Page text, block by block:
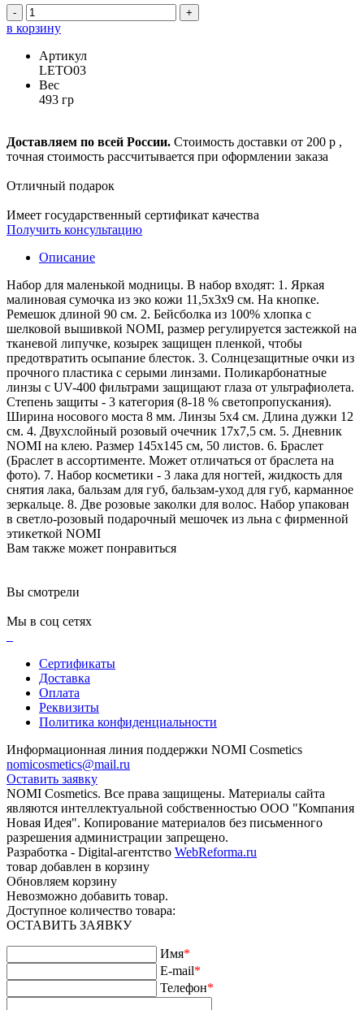
- +
в корзину
Артикул
LETO03
Вес
493 гр
Доставляем по всей России. Стоимость доставки от 200 р ,
точная стоимость рассчитывается при оформлении заказа
Отличный подарок
Имеет государственный сертификат качества
Получить консультацию
Описание
Набор для маленькой модницы. В набор входят: 1. Яркая
малиновая сумочка из эко кожи 11,5х3х9 см. На кнопке.
Ремешок длиной 90 см. 2. Бейсболка из 100% хлопка с
шелковой вышивкой NOMI, размер регулируется застежкой на
тканевой липучке, козырек защищен пленкой, чтобы
предотвратить осыпание блесток. 3. Солнцезащитные очки из
прочного пластика с серыми линзами. Поликарбонатные
линзы с UV-400 фильтрами защищают глаза от ультрафиолета.
Степень защиты - 3 категория (8-18 % светопропускания).
Ширина носового моста 8 мм. Линзы 5х4 см. Длина дужки 12
см. 4. Двухслойный розовый очечник 17х7,5 см. 5. Дневник
NOMI на клею. Размер 145х145 см, 50 листов. 6. Браслет
(Браслет в ассортименте. Может отличаться от браслета на
фото). 7. Набор косметики - 3 лака для ногтей, жидкость для
снятия лака, бальзам для губ, бальзам-уход для губ, карманное
зеркальце. 8. Две розовые заколки для волос. Набор упакован
в светло-розовый подарочный мешочек из льна с фирменной
этикеткой NOMI
Вам также может понравиться
Вы смотрели
Мы в соц сетях
Сертификаты
Доставка
Оплата
Реквизиты
Политика конфиденциальности
Информационная линия поддержки NOMI Сosmetics
nomicosmetics@mail.ru
Оставить заявку
NOMI Сosmetics. Все права защищены. Материалы сайта
являются интеллектуальной собственностью ООО "Компания
Новая Идея". Копирование материалов без письменного
разрешения администрации запрещено.
Разработка - Digital-агентство WebReforma.ru
товар добавлен в корзину
Обновляем корзину
Невозможно добавить товар.
Доступное количество товара:
ОСТАВИТЬ ЗАЯВКУ
Имя*
E-mail*
Телефон*